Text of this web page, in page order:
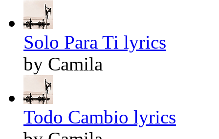
Solo Para Ti lyrics
by Camila
Todo Cambio lyrics